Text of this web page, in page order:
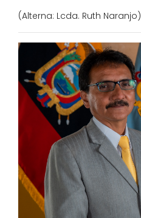
(Alterna: Lcda. Ruth Naranjo)